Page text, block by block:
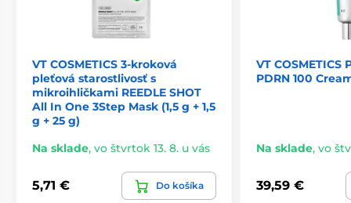
VT COSMETICS 3-kroková
pleťová starostlivosť s
mikroihličkami REEDLE SHOT
All In One 3Step Mask (1,5 g + 1,5
g + 25 g)
Na sklade, vo štvrtok 13. 8. u vás
5,71 € Do košíka
VT
PDRN 100
Na sklade, vo
39,59 €